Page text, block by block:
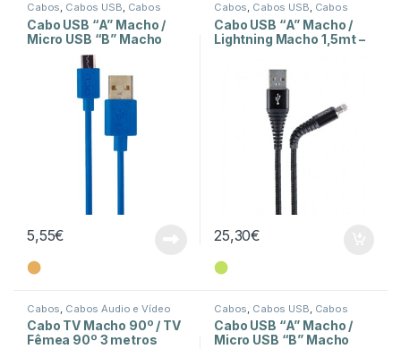
Cabos, Cabos USB, Cabos
USB-B
Cabo USB “A” Macho /
Micro USB “B” Macho
2mt Azul
5,55€
⬤
Cabos, Cabos USB, Cabos
USB-A
Cabo USB “A” Macho /
Lightning Macho 1,5mt –
25,30€
⬤
Cabos Cabos Áudio e Vídeo
Cabo TV Macho 90º / TV
Fêmea 90º 3 metros
Cabos Cabos USB Cabos
USB-B
Cabo USB “A” Macho /
Micro USB “B” Macho